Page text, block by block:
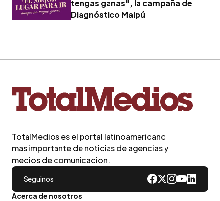
tengas ganas", la campaña de
Diagnóstico Maipú
TotalMedios es el portal latinoamericano
mas importante de noticias de agencias y
medios de comunicacion.
Seguinos
Acerca de nosotros